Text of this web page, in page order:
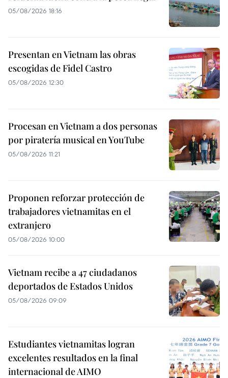
05/08/2026 18:16
Presentan en Vietnam las obras
escogidas de Fidel Castro
05/08/2026 12:30
Procesan en Vietnam a dos personas
por piratería musical en YouTube
05/08/2026 11:21
Proponen reforzar protección de
trabajadores vietnamitas en el
extranjero
05/08/2026 10:00
Vietnam recibe a 47 ciudadanos
deportados de Estados Unidos
05/08/2026 09:09
Estudiantes vietnamitas logran
excelentes resultados en la final
internacional de AIMO